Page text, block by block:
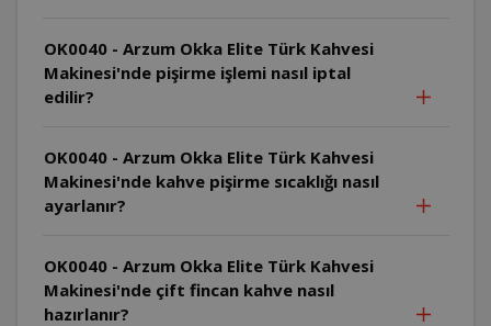
OK0040 - Arzum Okka Elite Türk Kahvesi
Makinesi'nde pişirme işlemi nasıl iptal
edilir?
OK0040 - Arzum Okka Elite Türk Kahvesi
Makinesi'nde kahve pişirme sıcaklığı nasıl
ayarlanır?
OK0040 - Arzum Okka Elite Türk Kahvesi
Makinesi'nde çift fincan kahve nasıl
hazırlanır?